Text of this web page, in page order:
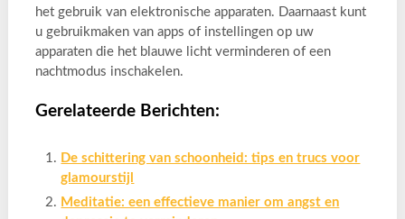
het gebruik van elektronische apparaten. Daarnaast kunt
u gebruikmaken van apps of instellingen op uw
apparaten die het blauwe licht verminderen of een
nachtmodus inschakelen.
Gerelateerde Berichten:
De schittering van schoonheid: tips en trucs voor
glamourstijl
Meditatie: een effectieve manier om angst en